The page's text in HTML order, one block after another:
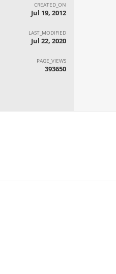
CREATED_ON
Jul 19, 2012
LAST_MODIFIED
Jul 22, 2020
PAGE_VIEWS
393650